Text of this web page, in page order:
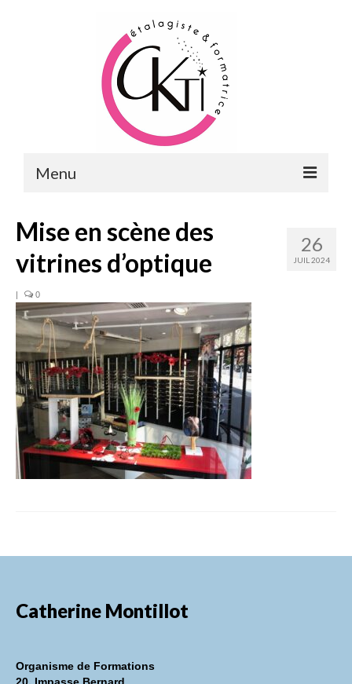
Menu
FORMATIONS DU POINT DE VENTE
MERCHANDISING & VITRINES
FORMATIONS RH
FORMATIONS DE FORMATEURS
CONSEILS & PRESTATIONS
REALISATIONS
CONTACT
26
JUIL 2024
Mise en scène des
vitrines d’optique
| 0
Catherine Montillot
Organisme de Formations